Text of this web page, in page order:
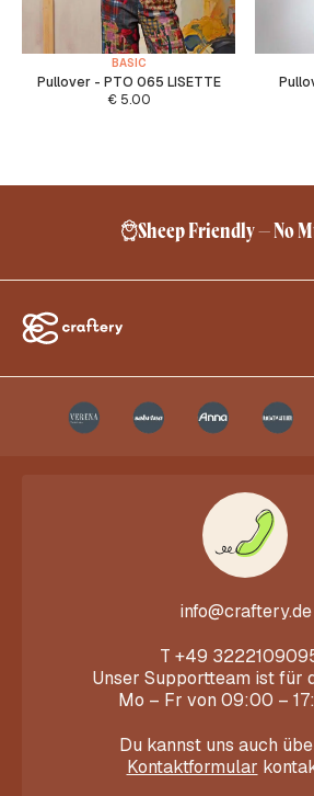
BASIC
Pullover - PTO 065 LISETTE
€5.00
Sheep Friendly – No
info@craftery.de
T +49
Unser Supportteam ist für
Mo – Fr von 09:00 –
Du kannst uns auch
Kontaktformular